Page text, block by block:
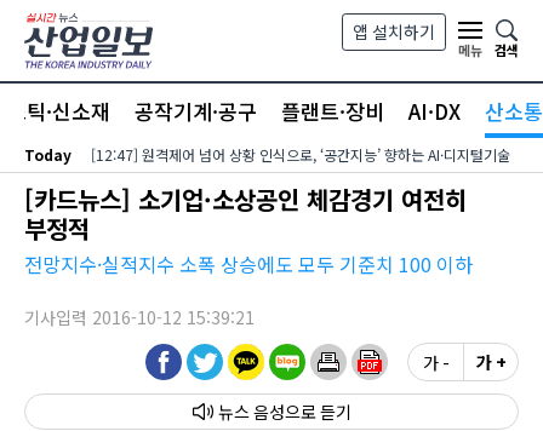
본문 바로가기
앱 설치하기
메뉴
검색
틱·신소재 공작기계·공구 플랜트·장비 AI·DX 산소통
Today [12:47] 원격제어 넘어 상황 인식으로, ‘공간지능’ 향하는 AI·디지털기술
[카드뉴스] 소기업·소상공인 체감경기 여전히
부정적
전망지수·실적지수 소폭 상승에도 모두 기준치 100 이하
기사입력 2016-10-12 15:39:21
뉴스 음성
가 - 가 +